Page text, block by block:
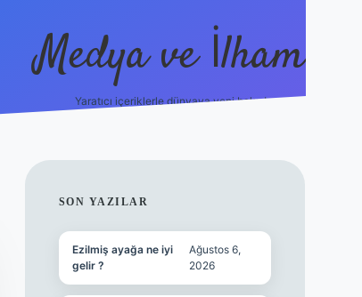
Medya ve İlham
Yaratıcı içeriklerle dünyaya yeni bakış!
SIDEBAR
SON YAZILAR
Ezilmiş ayağa ne iyi
gelir ?
Ağustos 6,
2026